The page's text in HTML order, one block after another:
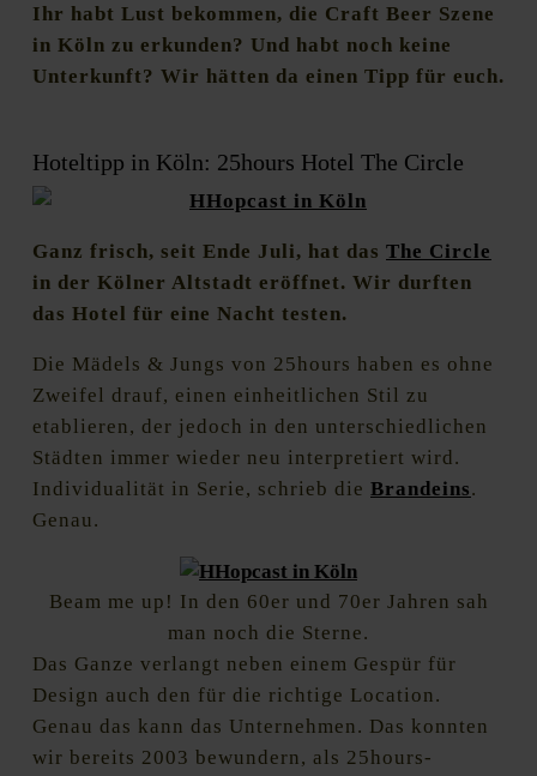
Ihr habt Lust bekommen, die Craft Beer Szene
in Köln zu erkunden? Und habt noch keine
Unterkunft? Wir hätten da einen Tipp für euch.
Hoteltipp in Köln: 25hours Hotel The Circle
Ganz frisch, seit Ende Juli, hat das The Circle
in der Kölner Altstadt eröffnet. Wir durften
das Hotel für eine Nacht testen.
Die Mädels & Jungs von 25hours haben es ohne
Zweifel drauf, einen einheitlichen Stil zu
etablieren, der jedoch in den unterschiedlichen
Städten immer wieder neu interpretiert wird.
Individualität in Serie, schrieb die Brandeins.
Genau.
Beam me up! In den 60er und 70er Jahren sah
man noch die Sterne.
Das Ganze verlangt neben einem Gespür für
Design auch den für die richtige Location.
Genau das kann das Unternehmen. Das konnten
wir bereits 2003 bewundern, als 25hours-